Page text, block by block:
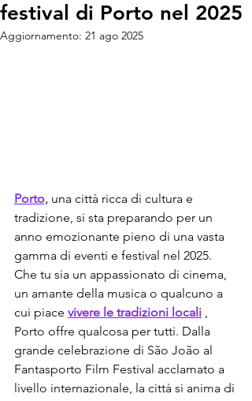
festival di Porto nel 2025
Aggiornamento: 21 ago 2025
Porto, una città ricca di cultura e
tradizione, si sta preparando per un
anno emozionante pieno di una vasta
gamma di eventi e festival nel 2025.
Che tu sia un appassionato di cinema,
un amante della musica o qualcuno a
cui piace vivere le tradizioni locali ,
Porto offre qualcosa per tutti. Dalla
grande celebrazione di São João al
Fantasporto Film Festival acclamato a
livello internazionale, la città si anima di